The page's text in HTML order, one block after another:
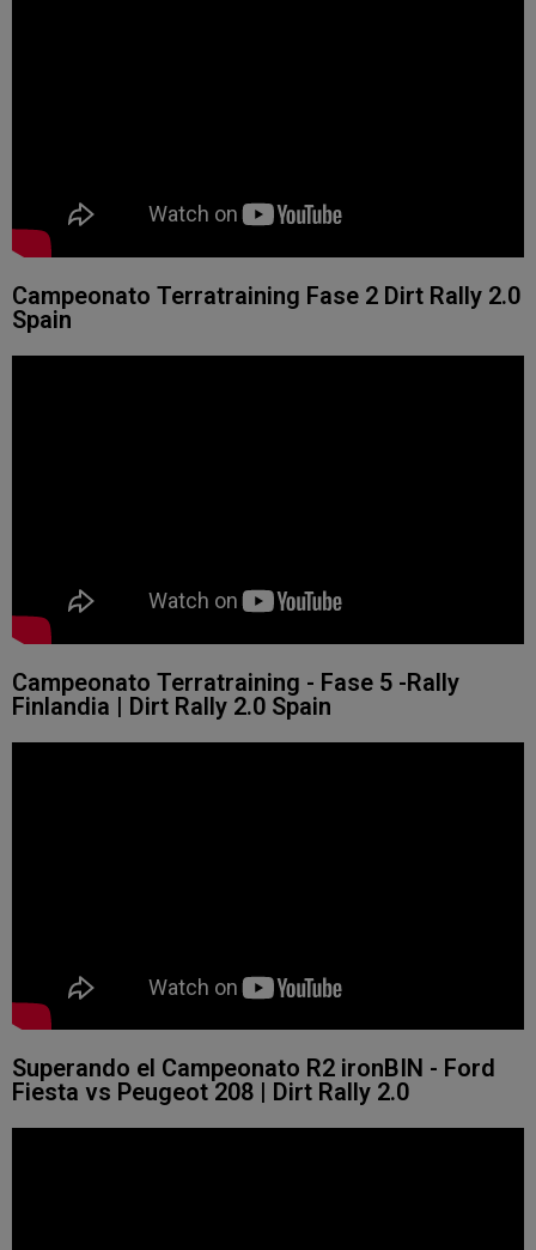
Campeonato Terratraining Fase 2 Dirt Rally 2.0
Spain
Campeonato Terratraining - Fase 5 -Rally
Finlandia | Dirt Rally 2.0 Spain
Superando el Campeonato R2 ironBIN - Ford
Fiesta vs Peugeot 208 | Dirt Rally 2.0